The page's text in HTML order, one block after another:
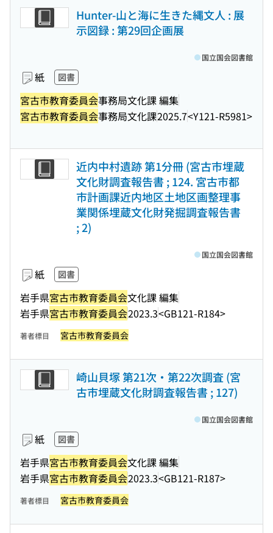
Hunter-山と海に生きた縄文人 : 展
示図録 : 第29回企画展
紙 図書
宮古市教育委員会事務局文化課 編集
宮古市教育委員会事務局文化課2025.7<Y121-R5981>
国立国会図書館
近内中村遺跡 第1分冊 (宮古市埋蔵
文化財調査報告書 ; 124. 宮古市都
市計画課近内地区土地区画整理事
業関係埋蔵文化財発掘調査報告書
; 2)
紙 図書
岩手県宮古市教育委員会文化課 編集
岩手県宮古市教育委員会2023.3<GB121-R184>
国立国会図書館
著者標目 宮古市教育委員会
崎山貝塚 第21次・第22次調査 (宮
古市埋蔵文化財調査報告書 ; 127)
紙 図書
岩手県宮古市教育委員会文化課 編集
岩手県宮古市教育委員会2023.3<GB121-R187>
国立国会図書館
著者標目 宮古市教育委員会